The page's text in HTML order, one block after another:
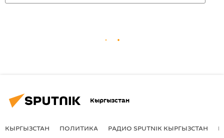
Кыргызстан
КЫРГЫЗСТАН ПОЛИТИКА РАДИО SPUTNIK КЫРГЫЗСТАН